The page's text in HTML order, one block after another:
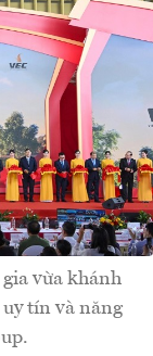
vừa khánh
tín và năng